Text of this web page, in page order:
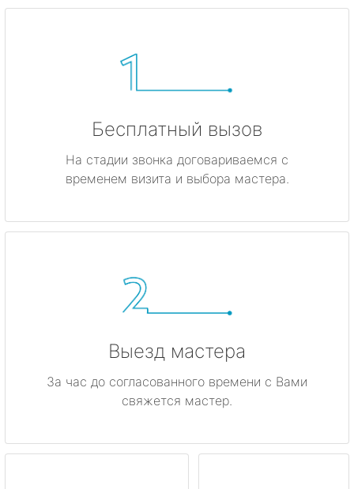
Бесплатный вызов
На стадии звонка договариваемся с
временем визита и выбора мастера.
Выезд мастера
За час до согласованного времени с Вами
свяжется мастер.